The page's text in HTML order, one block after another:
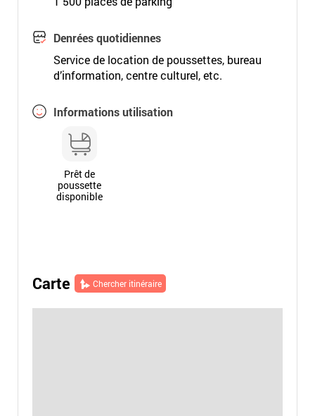
Denrées quotidiennes
Service de location de poussettes, bureau
d’information, centre culturel, etc.
Informations utilisation
Prêt de
poussette
disponible
Carte Chercher itinéraire